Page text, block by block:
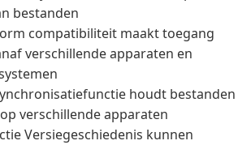
bestanden
compatibiliteit maakt toegang
verschillende apparaten en
houdt bestanden
verschillende apparaten
Versiegeschiedenis kunnen